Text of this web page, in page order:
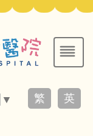
▼ 繁 英